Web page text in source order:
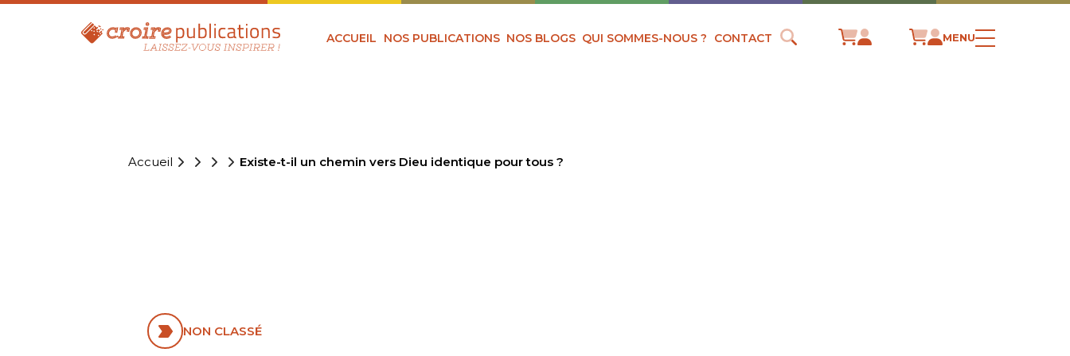
ACCUEIL NOS PUBLICATIONS NOS BLOGS QUI SOMMES-NOUS ? CONTACT MENU
Accueil Existe-t-il un chemin vers Dieu identique pour tous ?
NON CLASSÉ